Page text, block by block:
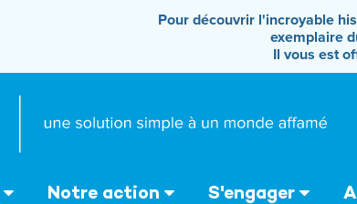
Pour découvrir l'incroyable
exemplaire
Il vous est
Notre action S'engager